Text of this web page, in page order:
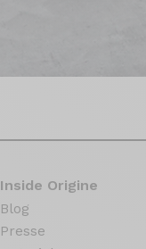
Inside Origine
Blog
Presse